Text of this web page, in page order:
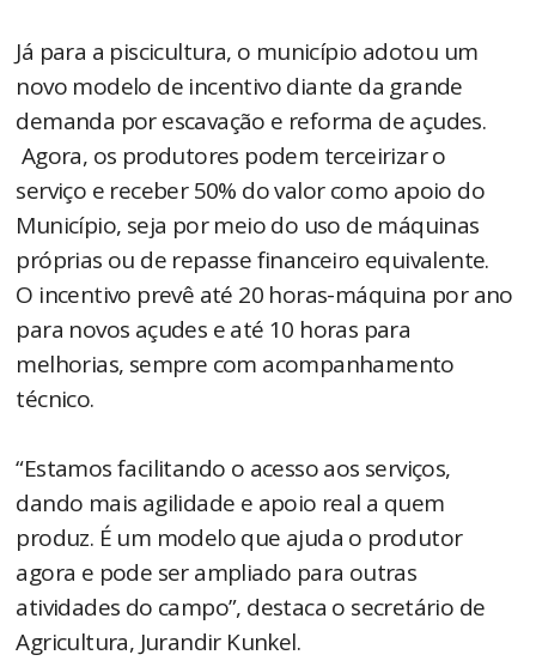
Já para a piscicultura, o município adotou um
novo modelo de incentivo diante da grande
demanda por escavação e reforma de açudes.
Agora, os produtores podem terceirizar o
serviço e receber 50% do valor como apoio do
Município, seja por meio do uso de máquinas
próprias ou de repasse financeiro equivalente.
O incentivo prevê até 20 horas-máquina por ano
para novos açudes e até 10 horas para
melhorias, sempre com acompanhamento
técnico.
“Estamos facilitando o acesso aos serviços,
dando mais agilidade e apoio real a quem
produz. É um modelo que ajuda o produtor
agora e pode ser ampliado para outras
atividades do campo”, destaca o secretário de
Agricultura, Jurandir Kunkel.